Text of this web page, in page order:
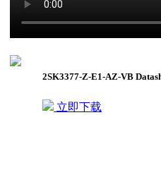
2SK3377-Z-E1-AZ-VB
立即下载